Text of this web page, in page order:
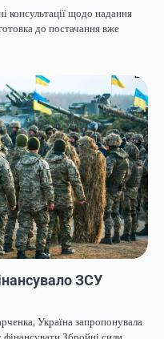
консультації щодо надання
до постачання вже
ЗСУ
Україна запропонувала